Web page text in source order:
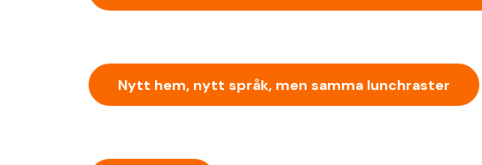
Nytt hem, nytt språk, men samma lunchraster